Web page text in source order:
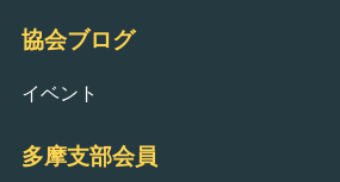
協会ブログ
イベント
多摩支部会員